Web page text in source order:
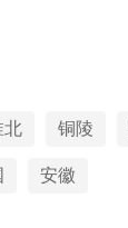
北 铜陵
安徽